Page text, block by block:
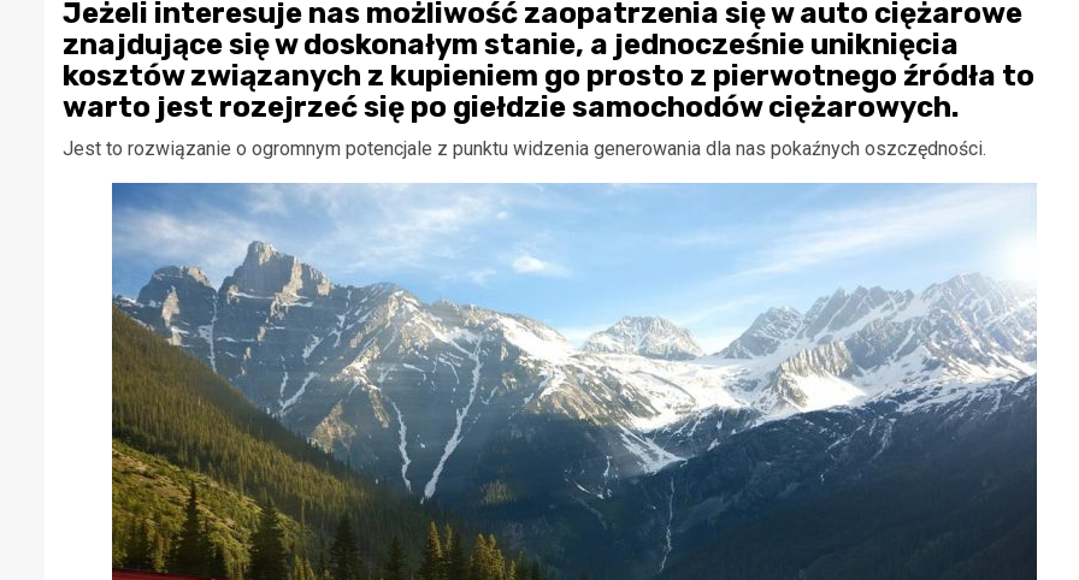
Jeżeli interesuje nas możliwość zaopatrzenia się w auto ciężarowe
znajdujące się w doskonałym stanie, a jednocześnie uniknięcia
kosztów związanych z kupieniem go prosto z pierwotnego źródła to
warto jest rozejrzeć się po giełdzie samochodów ciężarowych.
Jest to rozwiązanie o ogromnym potencjale z punktu widzenia generowania dla nas pokaźnych oszczędności.